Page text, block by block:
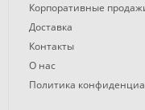
Корпоративные
Доставка
Контакты
О нас
Политика